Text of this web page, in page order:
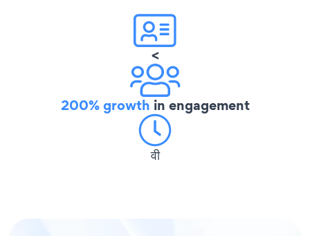
<
200% growth in engagement
वी